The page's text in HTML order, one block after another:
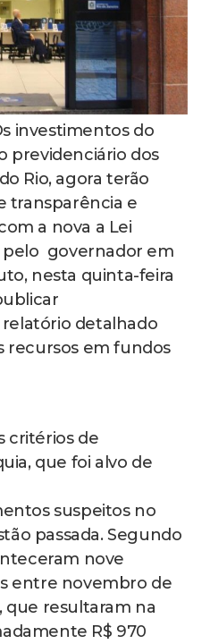
investimentos do
previdenciário dos
Rio, agora terão
transparência e
a nova a Lei
pelo governador em
nesta quinta-feira
detalhado
recursos em fundos
critérios de
que foi alvo de
suspeitos no
passada. Segundo
nove
entre novembro de
que resultaram na
R$ 970